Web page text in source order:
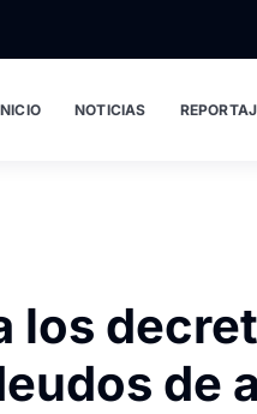
NOTICIAS
los
de